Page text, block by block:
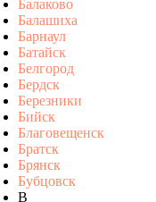
Балаково
Балашиха
Барнаул
Батайск
Белгород
Бердск
Березники
Бийск
Благовещенск
Братск
Брянск
Бубцовск
В